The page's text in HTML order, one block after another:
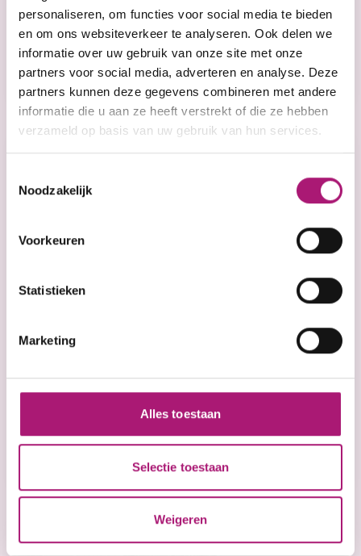
personaliseren, om functies voor social media te bieden
en om ons websiteverkeer te analyseren. Ook delen we
informatie over uw gebruik van onze site met onze
partners voor social media, adverteren en analyse. Deze
partners kunnen deze gegevens combineren met andere
informatie die u aan ze heeft verstrekt of die ze hebben
verzameld op basis van uw gebruik van hun services.
Noodzakelijk
Voorkeuren
Statistieken
Marketing
Alles toestaan
Selectie toestaan
Weigeren
Lees meer
Actueel
FSCC22000 Certificering
Lees meer